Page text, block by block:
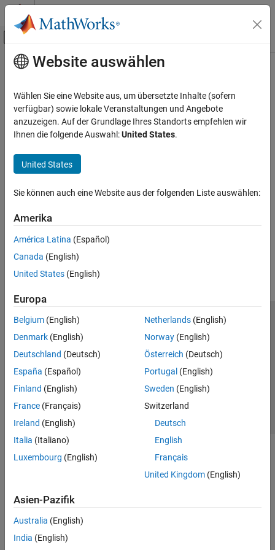
Weiter zum Inhalt
Umschaltung für Off-Canvas-
Startseite der Dokumentation
Hauptinhalt
How useful was this information?
Website auswählen
Wählen Sie eine Website aus, um übersetzte Inhalte (sofern
verfügbar) sowie lokale Veranstaltungen und Angebote
anzuzeigen. Auf der Grundlage Ihres Standorts empfehlen wir
Ihnen die folgende Auswahl:United States.
United States
Sie können auch eine Website aus der folgenden Liste auswählen:
Amerika
América Latina (Español)
Canada (English)
United States (English)
Europa
Belgium (English)
Denmark (English)
Deutschland (Deutsch)
España (Español)
Finland (English)
France (Français)
Ireland (English)
Italia (Italiano)
Luxembourg (English)
Netherlands(English)
Norway(English)
Österreich (Deutsch)
Portugal (English)
Sweden (English)
Switzerland
Deutsch
English
Français
United Kingdom(English)
Asien-Pazifik
Australia (English)
India (English)
Trust Center
Datenschutz-Richtlinien
Datendiebstahl verhindern
Status von Anwendungen
© 1994-2026 The MathWorks, Inc.
Website auswählen
Deutschland